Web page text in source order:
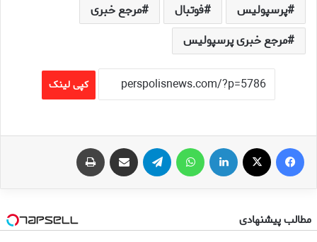
پرسپولیس فوتبال
مرجع خبری
مرجع خبری پرسپولیس
کپی لینک
فیس بوک لینکدین تلگرام اشتراک گذاری از طریق ایمیل
مطالب پیشنهادی